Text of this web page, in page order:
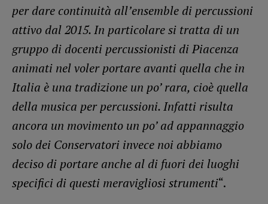
per dare continuità all’ensemble di percussioni
attivo dal 2015. In particolare si tratta di un
gruppo di docenti percussionisti di Piacenza
animati nel voler portare avanti quella che in
Italia è una tradizione un po’ rara, cioè quella
della musica per percussioni. Infatti risulta
ancora un movimento un po’ ad appannaggio
solo dei Conservatori invece noi abbiamo
deciso di portare anche al di fuori dei luoghi
specifici di questi meravigliosi strumenti“.